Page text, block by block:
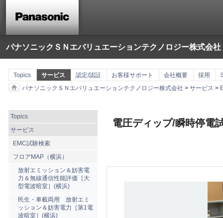
パナソニックＳＮエバリュエーションテクノロジー株式会社
Topics サービス 認定/認証 お客様サポート 会社概要 採用
パナソニックＳＮエバリュエーションテクノロジー株式会社 >サービス >
Topics
サービス
EMC試験検索
フロアMAP（横浜）
放射エミッション＆妨害電
力＆無線通信性能評価［大
型電波暗室］(横浜)
民生・車載両用 放射エミ
ッション＆妨害電力［第1電
波暗室］(横浜)
電圧ディップ/瞬時停電